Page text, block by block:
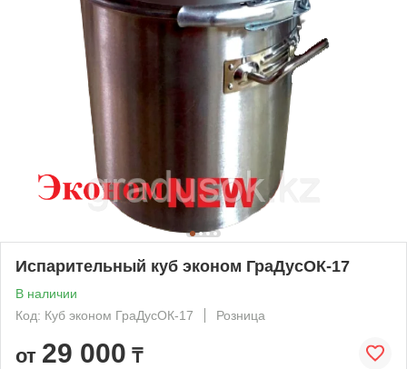
Испарительный куб эконом ГраДусОК-17
В наличии
Код: Куб эконом ГраДусОК-17
Розница
от 29 000 ₸